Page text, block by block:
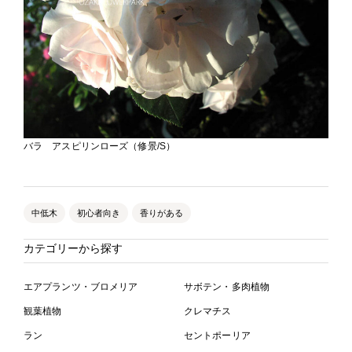
バラ アスピリンローズ（修景/S）
中低木 初心者向き 香りがある
カテゴリーから探す
エアプランツ・ブロメリア サボテン・多肉植物
観葉植物 クレマチス
ラン セントポーリア